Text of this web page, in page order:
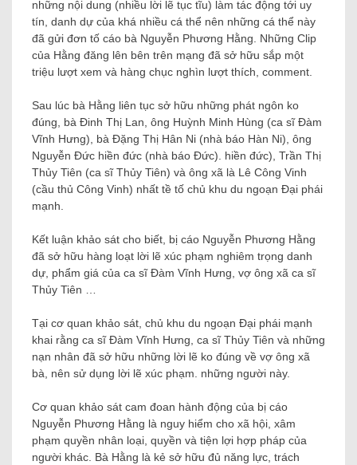
những nội dung (nhiều lời lẽ tục tĩu) làm tác động tới uy
tín, danh dự của khá nhiều cá thể nên những cá thể này
đã gửi đơn tố cáo bà Nguyễn Phương Hằng. Những Clip
của Hằng đăng lên bên trên mạng đã sở hữu sắp một
triệu lượt xem và hàng chục nghìn lượt thích, comment.
Sau lúc bà Hằng liên tục sở hữu những phát ngôn ko
đúng, bà Đinh Thị Lan, ông Huỳnh Minh Hùng (ca sĩ Đàm
Vĩnh Hưng), bà Đặng Thị Hân Ni (nhà báo Hàn Ni), ông
Nguyễn Đức hiền đức (nhà báo Đức). hiền đức), Trần Thị
Thủy Tiên (ca sĩ Thủy Tiên) và ông xã là Lê Công Vinh
(cầu thủ Công Vinh) nhất tề tố chủ khu du ngoạn Đại phái
mạnh.
Kết luận khảo sát cho biết, bị cáo Nguyễn Phương Hằng
đã sở hữu hàng loạt lời lẽ xúc phạm nghiêm trọng danh
dự, phẩm giá của ca sĩ Đàm Vĩnh Hưng, vợ ông xã ca sĩ
Thủy Tiên …
Tại cơ quan khảo sát, chủ khu du ngoạn Đại phái mạnh
khai rằng ca sĩ Đàm Vĩnh Hưng, ca sĩ Thủy Tiên và những
nạn nhân đã sở hữu những lời lẽ ko đúng về vợ ông xã
bà, nên sử dụng lời lẽ xúc phạm. những người này.
Cơ quan khảo sát cam đoan hành động của bị cáo
Nguyễn Phương Hằng là nguy hiểm cho xã hội, xâm
phạm quyền nhân loại, quyền và tiện lợi hợp pháp của
người khác. Bà Hằng là kẻ sở hữu đủ năng lực, trách